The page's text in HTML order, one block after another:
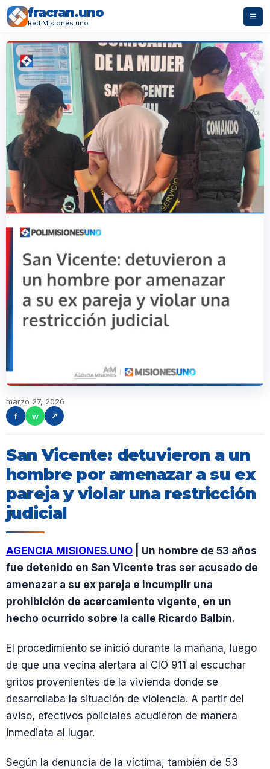
fracran.uno
Red Misiones.uno
☰
marzo 27, 2026
f
w ↗
San Vicente: detuvieron a un
hombre por amenazar a su ex
pareja y violar una restricción
judicial
AGENCIA MISIONES.UNO | Un hombre de 53 años
fue detenido en San Vicente tras ser acusado de
amenazar a su ex pareja e incumplir una
prohibición de acercamiento vigente, en un
hecho ocurrido sobre la calle Ricardo Balbín.
El procedimiento se inició durante la mañana, luego
de que una vecina alertara al CIO 911 al escuchar
gritos provenientes de la vivienda donde se
desarrollaba la situación de violencia. A partir del
aviso, efectivos policiales acudieron de manera
inmediata al lugar.
Según la denuncia de la víctima, también de 53